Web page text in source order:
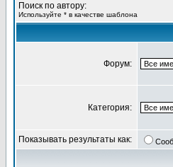
Поиск по автору:
Используйте * в качестве шаблона
Форум:
Категория:
Показывать результаты как: